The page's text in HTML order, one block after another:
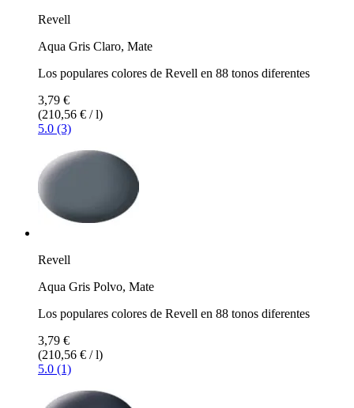
Revell
Aqua Gris Claro, Mate
Los populares colores de Revell en 88 tonos diferentes
3,79 €
(210,56 € / l)
5.0 (3)
Revell
Aqua Gris Polvo, Mate
Los populares colores de Revell en 88 tonos diferentes
3,79 €
(210,56 € / l)
5.0 (1)